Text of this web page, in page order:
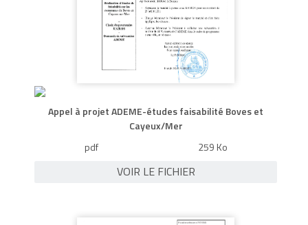
Appel à projet ADEME-études faisabilité Boves et
Cayeux/Mer
pdf
259 Ko
VOIR LE FICHIER